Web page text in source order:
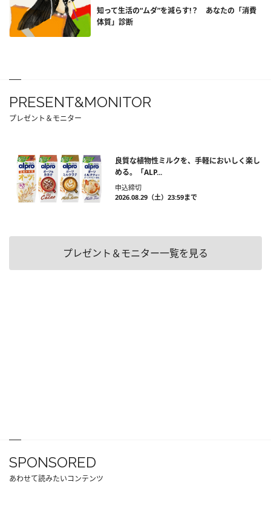
知って生活の“ムダ”を減らす!？ あなたの「消費
体質」診断
PRESENT&MONITOR
プレゼント＆モニター
良質な植物性ミルクを、手軽においしく楽し
める。「ALP...
申込締切
2026.08.29（土）23:59まで
プレゼント＆モニター一覧を見る
SPONSORED
あわせて読みたいコンテンツ